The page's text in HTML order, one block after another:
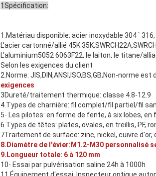
1Spécification:
1.Matériau disponible: acier inoxydable 304 ` 316,
L'acier cartonné/allié 45K
L'aluminium5052 6063F22, le laiton, le titane/
Selon les exigences du client
2.Norme: JIS,DIN,ANSI,ISO,BS,GB,Non-norme est
exigences
3Dureté/traitement thermique: classe 4.8-12.9
4.Types de charnière: fil complet/fil partiel/fil
5- Les pilotes: en forme de fente, à six lobes, en
6.Types de têtes: plates, ovales, en treillis, PF,
7Traitement de surface: zinc, nickel, cuivre d'or,
8.Diamètre de l'évier:M1.2-M30 personnalisé
9.Longueur totale: 6 à 120 mm
10- Essai par pulvérisation saline 24h à 1000h
11.Équipement d'essai: Inspecteur optique